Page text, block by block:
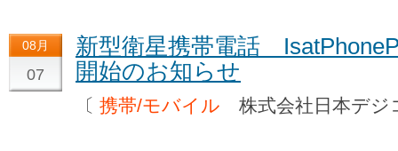
08月
07
新型衛星携帯電話
開始のお知らせ
〔 携帯/モバイル 株式会社日本デ